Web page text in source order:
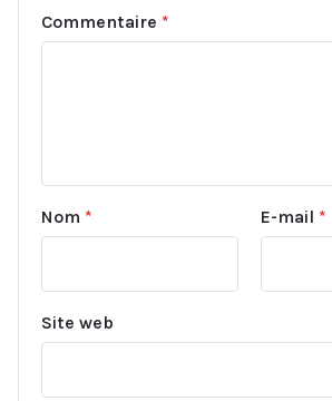
Commentaire *
Nom * E-mail *
Site web